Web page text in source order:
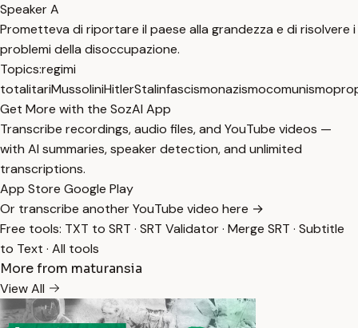
Speaker A
Prometteva di riportare il paese alla grandezza e di risolvere i
problemi della disoccupazione.
Topics:regimi
totalitariMussoliniHitlerStalinfascismonazismocomunismo
Get More with the SozAI App
Transcribe recordings, audio files, and YouTube videos —
with AI summaries, speaker detection, and unlimited
transcriptions.
App Store Google Play
Or transcribe another YouTube video here →
Free tools: TXT to SRT · SRT Validator· Merge SRT · Subtitle
to Text · All tools
More from maturansia
View All